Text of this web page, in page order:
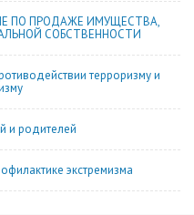
ПО ПРОДАЖЕ ИМУЩЕСТВА,
СОБСТВЕННОСТИ
терроризму и
и родителей
экстремизма